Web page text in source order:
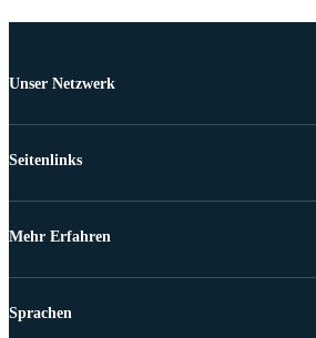
Unser Netzwerk
Seitenlinks
Mehr Erfahren
Sprachen